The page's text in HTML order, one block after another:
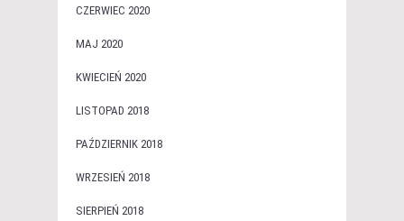
CZERWIEC 2020
MAJ 2020
KWIECIEŃ 2020
LISTOPAD 2018
PAŹDZIERNIK 2018
WRZESIEŃ 2018
SIERPIEŃ 2018